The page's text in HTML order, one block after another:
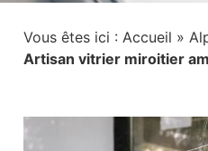
Vous êtes ici : Accueil »
Artisan vitrier miroitier